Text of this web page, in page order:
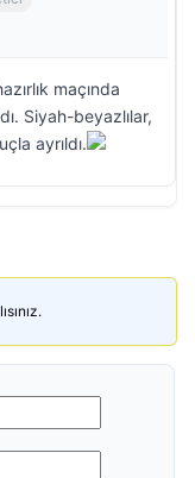
maçında
Siyah-beyazlılar,
ayrıldı.